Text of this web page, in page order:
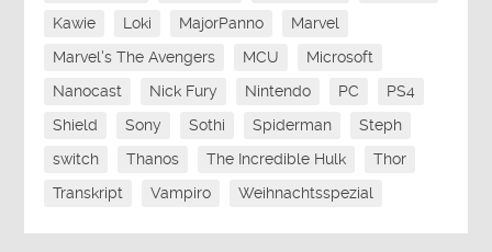
Kawie
Loki MajorPanno
Marvel
Marvel's The Avengers
MCU
Microsoft
Nanocast
Nick Fury Nintendo PC
PS4
Shield
Sony Sothi Spiderman
Steph
switch
Thanos The Incredible Hulk
Thor
Transkript
Vampiro Weihnachtsspezial